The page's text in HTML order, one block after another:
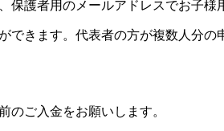
護者用のメールアドレスでお子様
きます。代表者の方が複数人分
ご入金をお願いします。